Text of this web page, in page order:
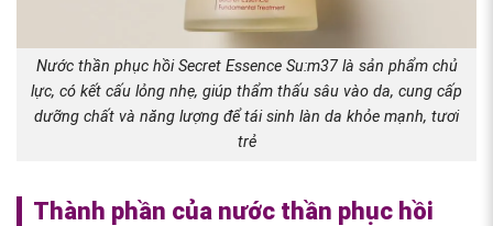
Nước thần phục hồi Secret Essence Su:m37 là sản phẩm chủ
lực, có kết cấu lỏng nhẹ, giúp thẩm thấu sâu vào da, cung cấp
dưỡng chất và năng lượng để tái sinh làn da khỏe mạnh, tươi
trẻ
Thành phần của nước thần phục hồi